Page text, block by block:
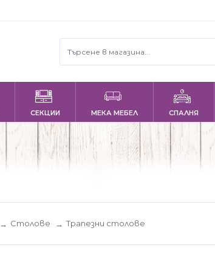
СЕКЦИИ МЕКА МЕБЕЛ СПАЛНЯ
Столове Трапезни столове